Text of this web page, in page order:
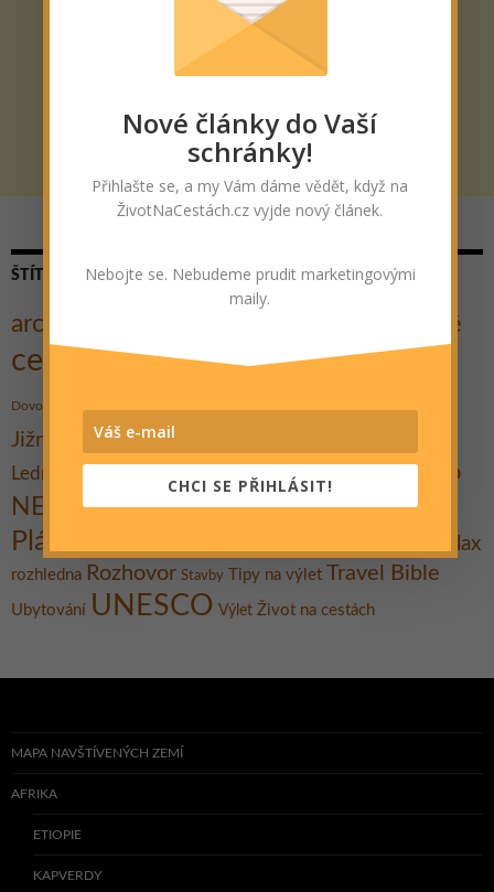
ŠTÍTKY
architektura Cestovatelé
cestováníCyklo Dobrodružství
Dovolená
Jižní Morava
Lednicko-valtický areál Muzeum
Město
NEJ
národní park OstrovPamátky Plavba lodí
Pláž Relax
rozhledna Rozhovor Stavby Tipy na výlet Travel Bible
Ubytování UNESCO Výlet Život na cestách
MAPA NAVŠTÍVENÝCH ZEMÍ
AFRIKA
ETIOPIE
KAPVERDY
Nové články do Vaší
schránky!
Přihlašte se, a my Vám dáme vědět, když na
ŽivotNaCestách.cz vyjde nový článek.
Nebojte se. Nebudeme prudit marketingovými
maily.
CHCI SE PŘIHLÁSIT!